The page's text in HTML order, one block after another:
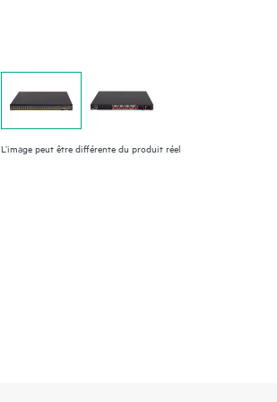
L’image peut être différente du produit réel